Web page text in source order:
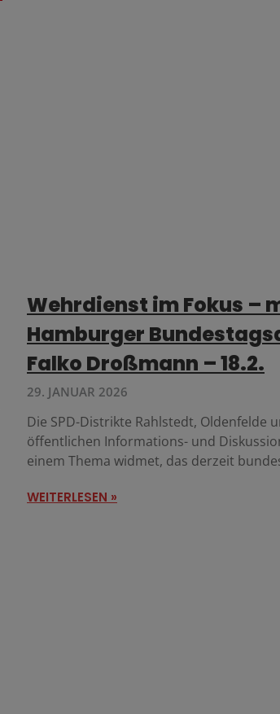
Wehrdienst im Fokus –
Hamburger
Falko Droßmann – 18.2.
29. JANUAR 2026
Die SPD-Distrikte Rahlstedt, Oldenfelde
öffentlichen Informations- und
einem Thema widmet, das derzeit
WEITERLESEN »